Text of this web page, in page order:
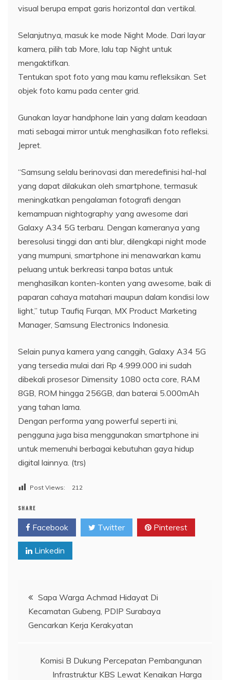
visual berupa empat garis horizontal dan vertikal.
Selanjutnya, masuk ke mode Night Mode. Dari layar
kamera, pilih tab More, lalu tap Night untuk
mengaktifkan.
Tentukan spot foto yang mau kamu refleksikan. Set
objek foto kamu pada center grid.
Gunakan layar handphone lain yang dalam keadaan
mati sebagai mirror untuk menghasilkan foto refleksi.
Jepret.
“Samsung selalu berinovasi dan meredefinisi hal-hal
yang dapat dilakukan oleh smartphone, termasuk
meningkatkan pengalaman fotografi dengan
kemampuan nightography yang awesome dari
Galaxy A34 5G terbaru. Dengan kameranya yang
beresolusi tinggi dan anti blur, dilengkapi night mode
yang mumpuni, smartphone ini menawarkan kamu
peluang untuk berkreasi tanpa batas untuk
menghasilkan konten-konten yang awesome, baik di
paparan cahaya matahari maupun dalam kondisi low
light,” tutup Taufiq Furqan, MX Product Marketing
Manager, Samsung Electronics Indonesia.
Selain punya kamera yang canggih, Galaxy A34 5G
yang tersedia mulai dari Rp 4.999.000 ini sudah
dibekali prosesor Dimensity 1080 octa core, RAM
8GB, ROM hingga 256GB, dan baterai 5.000mAh
yang tahan lama.
Dengan performa yang powerful seperti ini,
pengguna juga bisa menggunakan smartphone ini
untuk memenuhi berbagai kebutuhan gaya hidup
digital lainnya. (trs)
Post Views: 212
SHARE
Facebook Twitter Pinterest
Linkedin
Navigasi
pos
Sapa Warga Achmad Hidayat Di
Kecamatan Gubeng, PDIP Surabaya
Gencarkan Kerja Kerakyatan
Komisi B Dukung Percepatan Pembangunan
Infrastruktur KBS Lewat Kenaikan Harga